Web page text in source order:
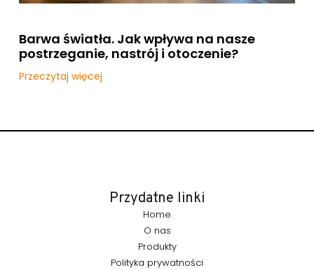
Barwa światła. Jak wpływa na nasze
postrzeganie, nastrój i otoczenie?
Przeczytaj więcej
Przydatne linki
Home
O nas
Produkty
Polityka prywatności